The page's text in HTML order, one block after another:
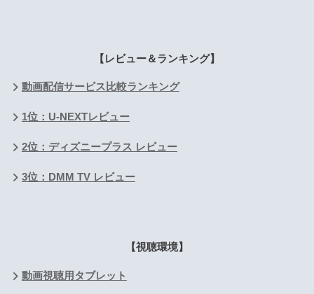
【レビュー＆ランキング】
動画配信サービス比較ランキング
1位：U-NEXTレビュー
2位：ディズニープラス レビュー
3位：DMM TV レビュー
【視聴環境】
動画視聴用タブレット